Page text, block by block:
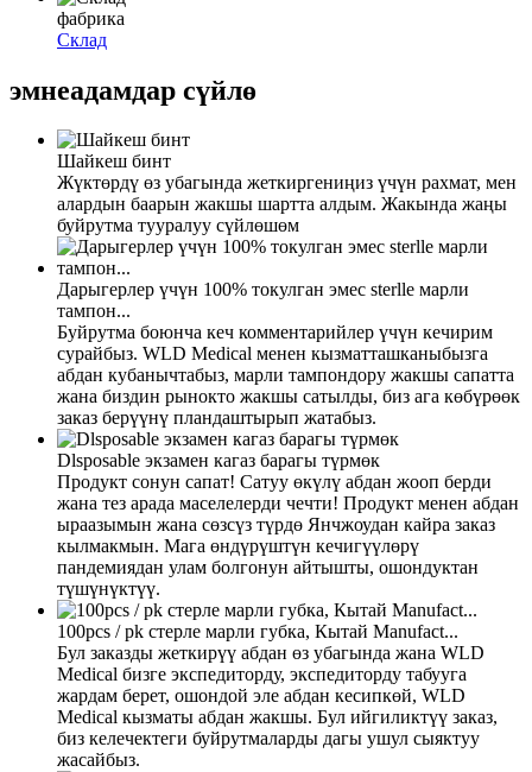
фабрика
Склад
эмнеадамдар сүйлө
Шайкеш бинт
Жүктөрдү өз убагында жеткиргениңиз үчүн рахмат, мен
алардын баарын жакшы шартта алдым. Жакында жаңы
буйрутма тууралуу сүйлөшөм
Дарыгерлер үчүн 100% токулган эмес sterlle марли
тампон...
Буйрутма боюнча кеч комментарийлер үчүн кечирим
сурайбыз. WLD Medical менен кызматташканыбызга
абдан кубанычтабыз, марли тампондору жакшы сапатта
жана биздин рынокто жакшы сатылды, биз ага көбүрөөк
заказ берүүнү пландаштырып жатабыз.
Dlsposable экзамен кагаз барагы түрмөк
Продукт сонун сапат! Сатуу өкүлү абдан жооп берди
жана тез арада маселелерди чечти! Продукт менен абдан
ыраазымын жана сөзсүз түрдө Янчжоудан кайра заказ
кылмакмын. Мага өндүрүштүн кечигүүлөрү
пандемиядан улам болгонун айтышты, ошондуктан
түшүнүктүү.
100pcs / pk стерле марли губка, Кытай Manufact...
Бул заказды жеткирүү абдан өз убагында жана WLD
Medical бизге экспедиторду, экспедиторду табууга
жардам берет, ошондой эле абдан кесипкөй, WLD
Medical кызматы абдан жакшы. Бул ийгиликтүү заказ,
биз келечектеги буйрутмаларды дагы ушул сыяктуу
жасайбыз.